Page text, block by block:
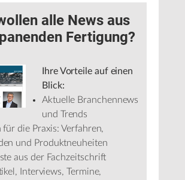
alle News aus
Fertigung?
Ihre Vorteile auf einen
Blick:
Aktuelle Branchennews
und Trends
für die Praxis: Verfahren,
und Produktneuheiten
aus der Fachzeitschrift
Interviews, Termine,